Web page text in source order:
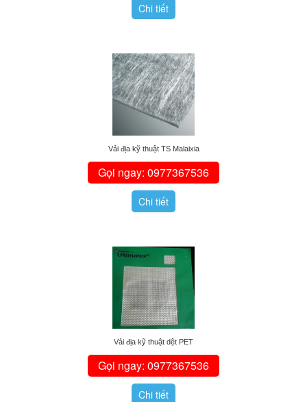
Chi tiết
Vải địa kỹ thuật TS Malaixia
Gọi ngay: 0977367536
Chi tiết
Vải địa kỹ thuật dệt PET
Gọi ngay: 0977367536
Chi tiết